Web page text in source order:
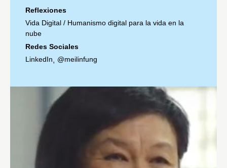
Reflexiones
Vida Digital / Humanismo digital para la vida en la
nube
Redes Sociales
LinkedIn, @meilinfung